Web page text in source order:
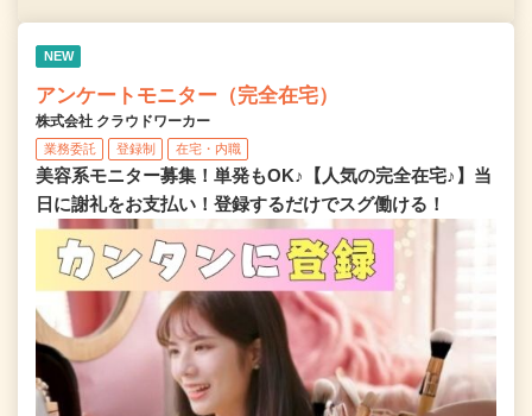
NEW
アンケートモニター（完全在宅）
株式会社 クラウドワーカー
業務委託 登録制 在宅・内職
美容系モニター募集！単発もOK♪【人気の完全在宅♪】当
日に謝礼をお支払い！登録するだけでスグ働ける！